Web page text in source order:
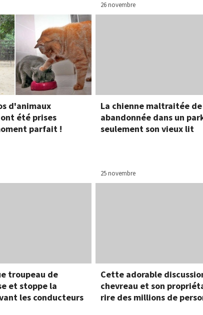
26 novembre
d'animaux
été prises
parfait !
La chienne maltraitée
abandonnée dans un
seulement son vieux lit
25 novembre
troupeau de
et stoppe la
les conducteurs
Cette adorable
chevreau et son
rire des millions de